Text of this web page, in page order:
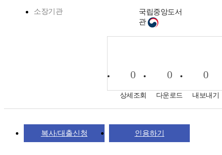
소장기관
국립중앙도서
관
0
상세조회
0
다운로드
0
내보내기
복사/대출신청 인용하기